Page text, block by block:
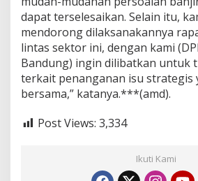
dapat terselesaikan. Selain itu,
mendorong dilaksanakannya
lintas sektor ini, dengan kami
Bandung) ingin dilibatkan untuk
terkait penanganan isu strategis
bersama,” katanya.***(amd).
Post Views: 3,334
Ikuti Kami